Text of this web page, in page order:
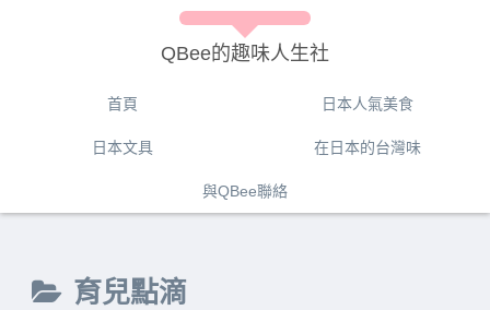
QBee的趣味人生社
首頁 日本人氣美食
日本文具 在日本的台灣味
與QBee聯絡
育兒點滴